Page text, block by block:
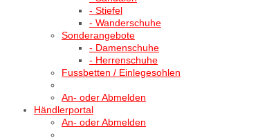
- Stiefel
- Wanderschuhe
Sonderangebote
- Damenschuhe
- Herrenschuhe
Fussbetten / Einlegesohlen
An- oder Abmelden
Händlerportal
An- oder Abmelden